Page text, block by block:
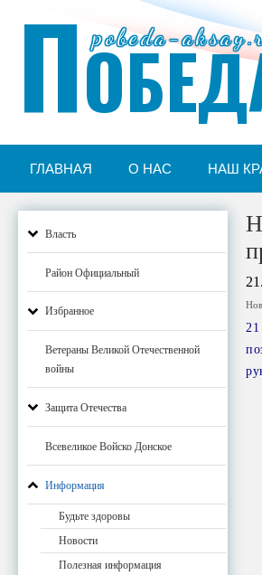
pobeda-
П
ГЛАВНАЯ О НАС НАШ
Власть
Район Официальный
Избранное
Ветераны Великой Отечественной
войны
Защита Отечества
Всевеликое Войско Донское
Информация
Будьте здоровы
Новости
Полезная информация